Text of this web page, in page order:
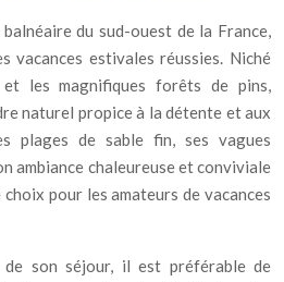
du sud-ouest de la France,
vacances estivales réussies. Niché
et les magnifiques forêts de pins,
naturel propice à la détente et aux
plages de sable fin, ses vagues
ambiance chaleureuse et conviviale
pour les amateurs de vacances
son séjour, il est préférable de